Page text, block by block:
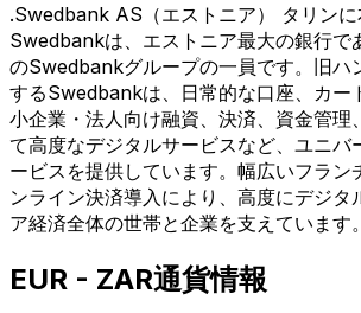
.Swedbank AS（エストニア） タリンに
Swedbankは、エストニア最大の銀行で
のSwedbankグループの一員です。旧ハ
するSwedbankは、日常的な口座、カー
小企業・法人向け融資、決済、資金管理
て高度なデジタルサービスなど、ユニバ
ービスを提供しています。幅広いフラン
ンライン決済導入により、高度にデジタ
ア経済全体の世帯と企業を支えています。
EUR - ZAR通貨情報